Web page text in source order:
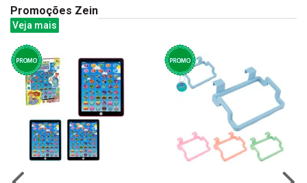
Promoções Zein
Veja mais